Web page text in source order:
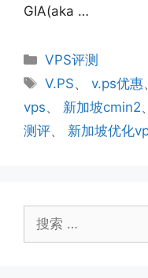
GIA(aka …
分
类
VPS评测
标
V.PS、v.ps优惠
vps、 新加坡cmin2
测评、 新加坡优化
索：